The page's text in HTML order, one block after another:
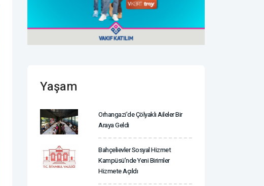
Yaşam
Orhangazi’de Çölyaklı Aileler Bir
Araya Geldi
Bahçelievler Sosyal Hizmet
Kampüsü’nde Yeni Birimler
Hizmete Açıldı